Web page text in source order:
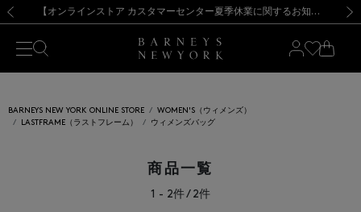
新規登録のお客様も対象！＜MY BARNEYS＞会員のお客様は11,000円（税込）以上のお買上げで常時送料無料！お買い物の際は会員登録を！
【夏季休業に伴う出荷一時停止のお知らせ】(2026.8.7) 【オンラインストア カスタマーセンター夏季休業に関するお知らせ】（2026.8.7）
【夏季休業に伴う返品・交換承り一時停止のお知らせ】（2026.8.5）
熊本県を中心とした地震の影響によるお荷物のお届けについて
【開催中】SUMMER SALEのご案内・ご注意事項 新規登録のお客様も対象！＜MY BARNEYS＞会員のお客様は11,000円（税込）以上のお買上げで常時送料無料！お買い物の際は会員登録を！
【夏季休業に伴う出荷一時停止のお知らせ】(2026.8.7)
BARNEYS NEW YORK ONLINE STORE
WOMEN'S（ウィメンズ）
LASTFRAME（ラストフレーム）
ウィメンズバッグ
商品一覧
1 - 2件 / 2件